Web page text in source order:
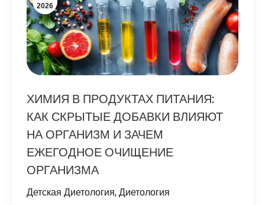
2026
ХИМИЯ В ПРОДУКТАХ ПИТАНИЯ:
КАК СКРЫТЫЕ ДОБАВКИ ВЛИЯЮТ
НА ОРГАНИЗМ И ЗАЧЕМ
ЕЖЕГОДНОЕ ОЧИЩЕНИЕ
ОРГАНИЗМА
Детская Диетология,Диетология